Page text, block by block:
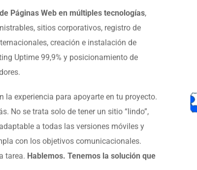
de Páginas Web en múltiples tecnologías
sitios corporativos, registro de
creación e instalación de
Uptime 99,9% y posicionamiento de
No se trata solo de tener un sitio “lindo”,
a todas las versiones móviles y
con los objetivos comunicacionales.
tarea. Hablemos. Tenemos la solución que